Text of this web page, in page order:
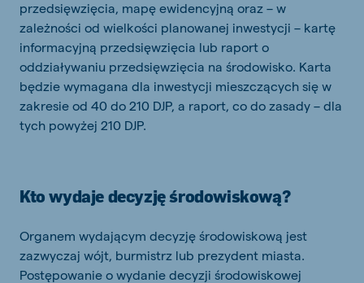
przedsięwzięcia, mapę ewidencyjną oraz – w
zależności od wielkości planowanej inwestycji – kartę
informacyjną przedsięwzięcia lub raport o
oddziaływaniu przedsięwzięcia na środowisko. Karta
będzie wymagana dla inwestycji mieszczących się w
zakresie od 40 do 210 DJP, a raport, co do zasady – dla
tych powyżej 210 DJP.
Kto wydaje decyzję środowiskową?
Organem wydającym decyzję środowiskową jest
zazwyczaj wójt, burmistrz lub prezydent miasta.
Postępowanie o wydanie decyzji środowiskowej